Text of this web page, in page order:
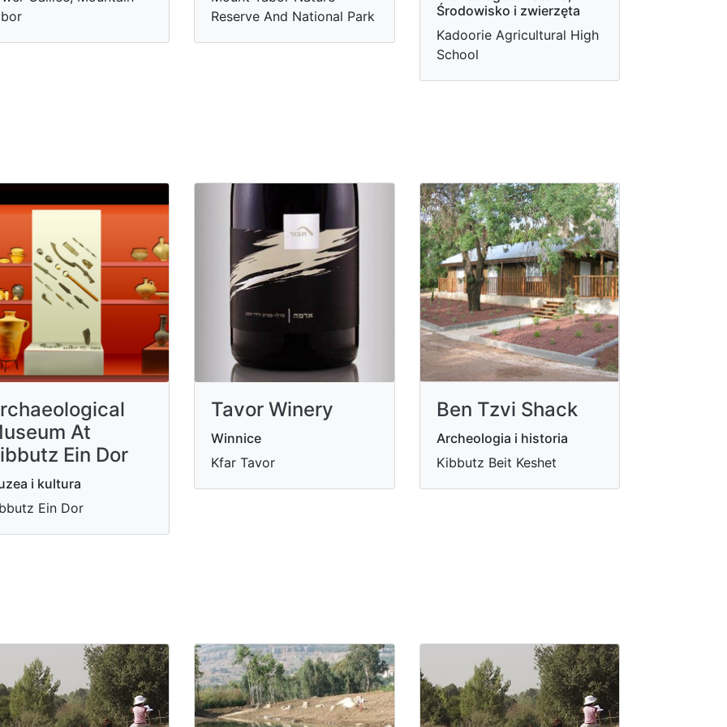
Reserve And National Park
Środowisko i zwierzęta
Kadoorie Agricultural High
School
At
Ein Dor
i kultura
Ein Dor
Tavor Winery
Winnice
Kfar Tavor
Ben Tzvi Shack
Archeologia i historia
Kibbutz Beit Keshet